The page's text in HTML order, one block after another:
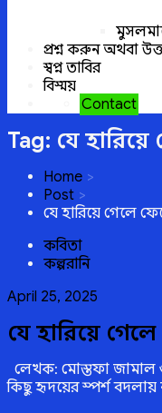
প্রশ্ন করুন অথবা
স্বপ্ন তাবির
বিস্ময়
Contact
Tag: যে
Home
Post
যে হারিয়ে গেলে
কবিতা
কল্পরানি
Posted
April 25, 2025
যে হারিয়ে
লেখক: মোস্তফা জামাল
কিছু হৃদয়ের স্পর্শ বদলায়